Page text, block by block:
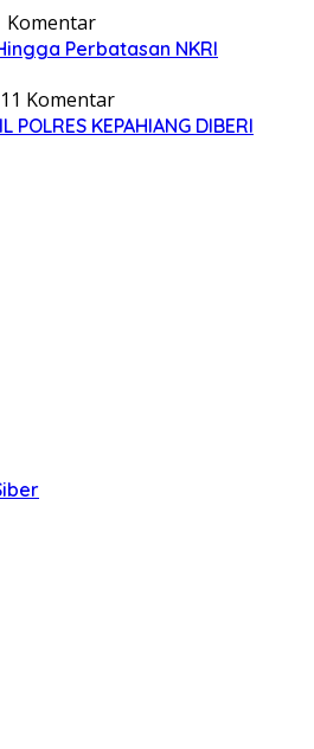
Komentar
Perbatasan NKRI
1 Komentar
POLRES KEPAHIANG DIBERI